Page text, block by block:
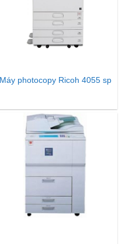
Máy photocopy Ricoh 4055 sp